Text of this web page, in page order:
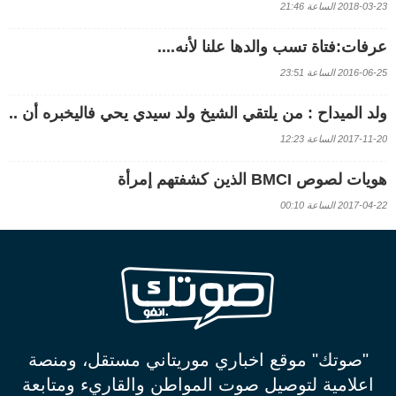
2018-03-23 الساعة 21:46
عرفات:فتاة تسب والدها علنا لأنه....
2016-06-25 الساعة 23:51
ولد الميداح : من يلتقي الشيخ ولد سيدي يحي فاليخبره أن ..
2017-11-20 الساعة 12:23
هويات لصوص BMCI الذين كشفتهم إمرأة
2017-04-22 الساعة 00:10
"صوتك" موقع اخباري موريتاني مستقل، ومنصة
اعلامية لتوصيل صوت المواطن والقاريء ومتابعة